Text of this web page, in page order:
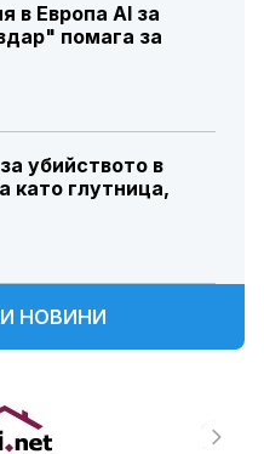
в Европа AI за
помага за
убийството в
като глутница,
НОВИНИ